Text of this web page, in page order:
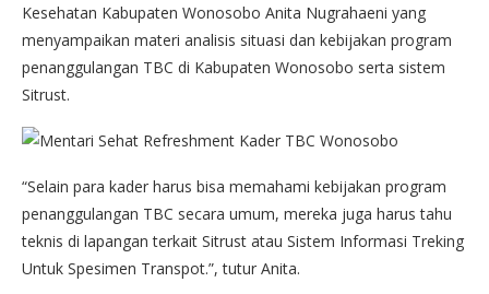
Kesehatan Kabupaten Wonosobo Anita Nugrahaeni yang
menyampaikan materi analisis situasi dan kebijakan program
penanggulangan TBC di Kabupaten Wonosobo serta sistem
Sitrust.
“Selain para kader harus bisa memahami kebijakan program
penanggulangan TBC secara umum, mereka juga harus tahu
teknis di lapangan terkait Sitrust atau Sistem Informasi Treking
Untuk Spesimen Transpot.”, tutur Anita.